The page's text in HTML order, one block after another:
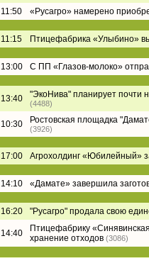
11:50 «Русагро» намерено
11:15 Птицефабрика «Улыбино»
13:00 С ПП «Глазов-молоко»
13:40 "ЭкоНива" планирует почти
(4488)
10:30 Ростовская площадка
(3926)
17:00 Агрохолдинг «Юбилейный»
14:10 «Дамате» завершила
16:20 "Русагро" продала свою
14:40
Птицефабрику
хранение отходов (3086)